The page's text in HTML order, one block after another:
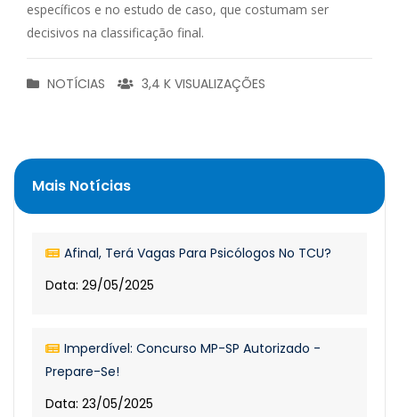
específicos e no estudo de caso, que costumam ser
decisivos na classificação final.
NOTÍCIAS 3,4 K VISUALIZAÇÕES
Mais Notícias
Afinal, Terá Vagas Para Psicólogos No TCU?
Data: 29/05/2025
Imperdível: Concurso MP-SP Autorizado -
Prepare-Se!
Data: 23/05/2025